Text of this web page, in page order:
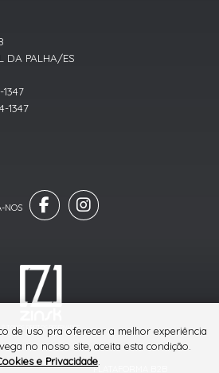
PLATAFORMA B2B
DA PALHA/ES
1347
® TODOS DIREITOS RESERVADOS
de uso pra oferecer a melhor experiência
no nosso site, aceita esta condição.
e Privacidade